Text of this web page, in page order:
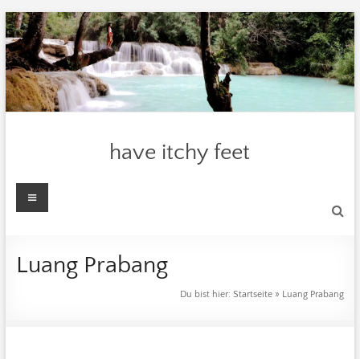
Zum
Inhalt
springen
have itchy feet
Menü
Luang Prabang
Du bist hier:Startseite » Luang Prabang